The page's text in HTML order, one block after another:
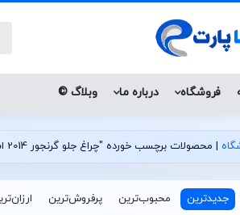
فروشگاه درباره ما وبلاگ ©
| محصولات برچسب خورده "چراغ جلو گرنجور 2014 استوک داخل مشکی"
جدیدترین محبوب‌ترین پرفروش‌ترین